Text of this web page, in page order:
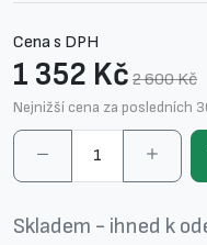
Cena s DPH
1 352 Kč 2 600 Kč
Nejnižší cena za posledních
Skladem - ihned k